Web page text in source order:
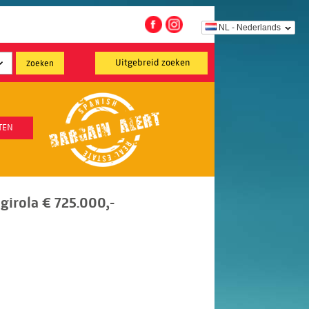
NL - Nederlands
Uitgebreid zoeken
€ 725.000,-